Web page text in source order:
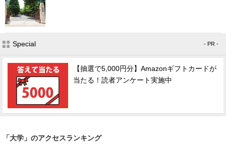
Special - PR -
【抽選で5,000円分】Amazonギフトカードが
当たる！読者アンケート実施中
「大学」のアクセスランキング